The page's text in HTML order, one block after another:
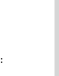
: